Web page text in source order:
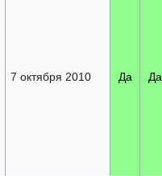
7 октября 2010 Да Да